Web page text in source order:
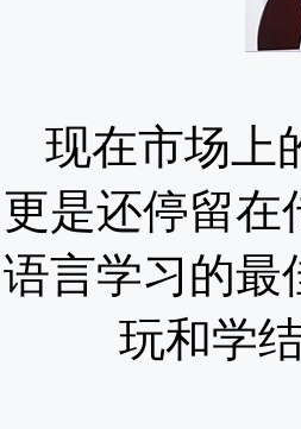
现在市场上
更是还停留在
语言学习的最
玩和学